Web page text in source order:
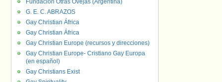
Fundación Otras Ovejas (Argentina)
G. E. C. ABRAZOS
Gay Christian África
Gay Christian África
Gay Christian Europe (recursos y direcciones)
Gay Christian Europe- Cristiano Gay Europa
(en español)
Gay Christians Exist